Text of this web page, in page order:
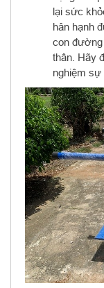
lại sức
hân hạnh
con đường
thân. Hãy
nghiệm sự